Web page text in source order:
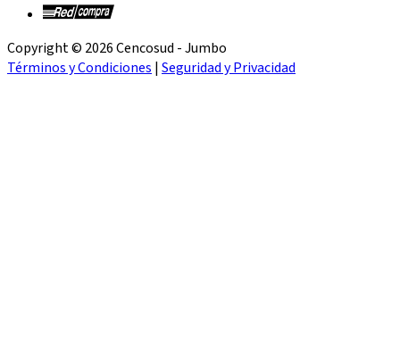
Copyright © 2026 Cencosud - Jumbo
Términos y Condiciones |Seguridad y Privacidad